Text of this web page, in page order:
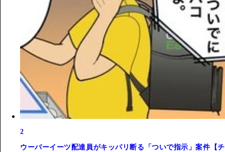
2
ウーバーイーツ配達員がキッパリ断る「ついで指示」案件【チ